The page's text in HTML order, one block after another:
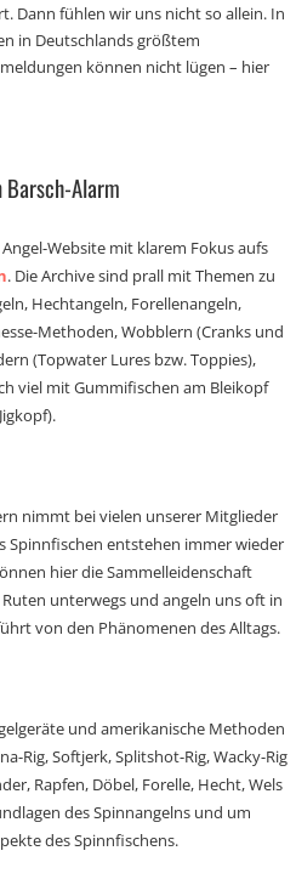
Dann fühlen wir uns nicht so allein. In
in Deutschlands größtem
können nicht lügen – hier
Barsch-Alarm
Website mit klarem Fokus aufs
. Die Archive sind prall mit Themen zu
Hechtangeln, Forellenangeln,
Methoden, Wobblern (Cranks und
(Topwater Lures bzw. Toppies),
viel mit Gummifischen am Bleikopf
nimmt bei vielen unserer Mitglieder
Spinnfischen entstehen immer wieder
hier die Sammelleidenschaft
unterwegs und angeln uns oft in
von den Phänomenen des Alltags.
und amerikanische Methoden
Rig, Softjerk, Splitshot-Rig, Wacky-Rig
Rapfen, Döbel, Forelle, Hecht, Wels
des Spinnangelns und um
des Spinnfischens.